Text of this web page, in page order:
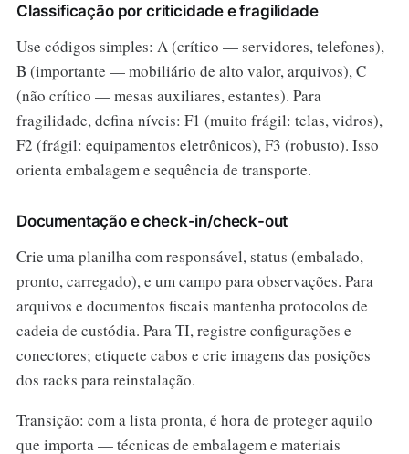
Classificação por criticidade e fragilidade
Use códigos simples: A (crítico — servidores, telefones),
B (importante — mobiliário de alto valor, arquivos), C
(não crítico — mesas auxiliares, estantes). Para
fragilidade, defina níveis: F1 (muito frágil: telas, vidros),
F2 (frágil: equipamentos eletrônicos), F3 (robusto). Isso
orienta embalagem e sequência de transporte.
Documentação e check-in/check-out
Crie uma planilha com responsável, status (embalado,
pronto, carregado), e um campo para observações. Para
arquivos e documentos fiscais mantenha protocolos de
cadeia de custódia. Para TI, registre configurações e
conectores; etiquete cabos e crie imagens das posições
dos racks para reinstalação.
Transição: com a lista pronta, é hora de proteger aquilo
que importa — técnicas de embalagem e materiais